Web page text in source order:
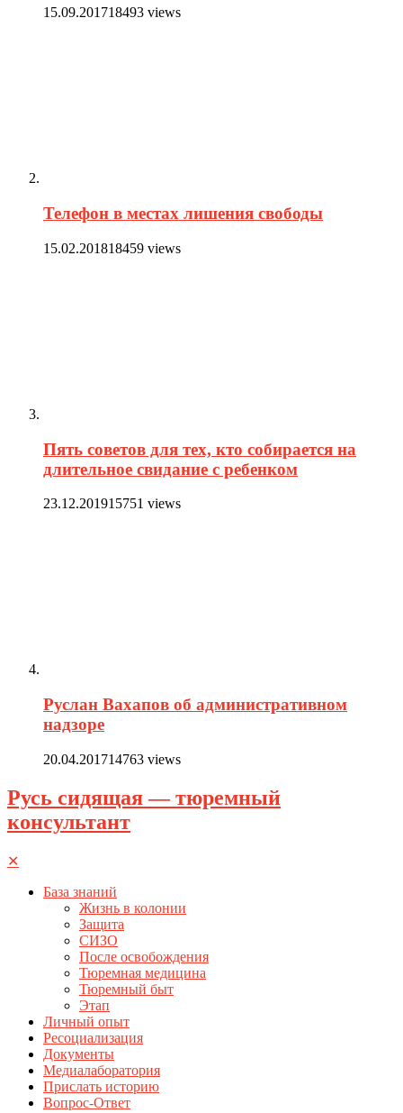
15.09.201718493 views
Телефон в местах лишения свободы
15.02.201818459 views
Пять советов для тех, кто собирается на
длительное свидание с ребенком
23.12.201915751 views
Руслан Вахапов об административном
надзоре
20.04.201714763 views
Русь сидящая — тюремный
консультант
✕
База знаний
Жизнь в колонии
Защита
СИЗО
После освобождения
Тюремная медицина
Тюремный быт
Этап
Личный опыт
Ресоциализация
Документы
Медиалаборатория
Прислать историю
Вопрос-Ответ